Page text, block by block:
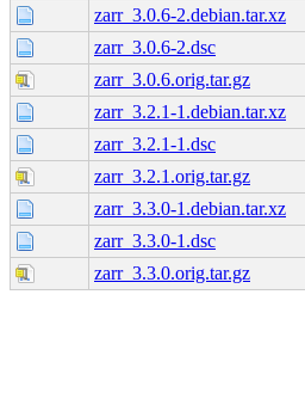
zarr_3.0.6-2.debian.tar.xz
zarr_3.0.6-2.dsc
zarr_3.0.6.orig.tar.gz
zarr_3.2.1-1.debian.tar.xz
zarr_3.2.1-1.dsc
zarr_3.2.1.orig.tar.gz
zarr_3.3.0-1.debian.tar.xz
zarr_3.3.0-1.dsc
zarr_3.3.0.orig.tar.gz